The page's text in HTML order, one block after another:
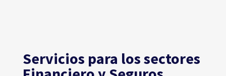
Servicios para los sectores